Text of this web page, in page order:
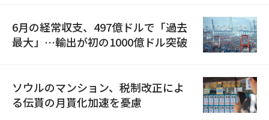
6月の経常収支、497億ドルで「過去
最大」…輸出が初の1000億ドル突破
ソウルのマンション、税制改正によ
る伝貰の月貰化加速を憂慮